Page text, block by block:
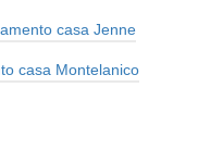
casa Jenne
casa Montelanico